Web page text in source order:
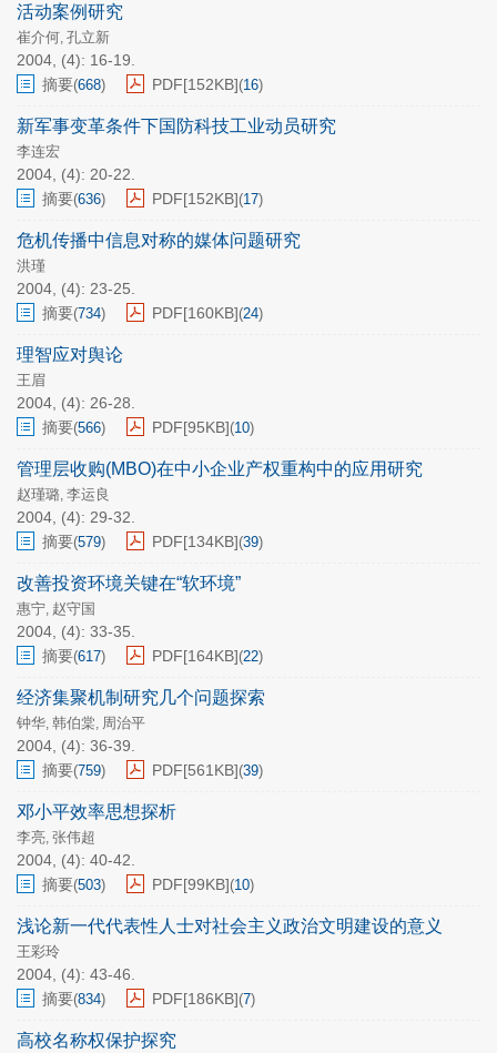
活动案例研究
崔介何, 孔立新
2004, (4): 16-19.
摘要(668) PDF[152KB](16)
新军事变革条件下国防科技工业动员研究
李连宏
2004, (4): 20-22.
摘要(636) PDF[152KB](17)
危机传播中信息对称的媒体问题研究
洪瑾
2004, (4): 23-25.
摘要(734) PDF[160KB](24)
理智应对舆论
王眉
2004, (4): 26-28.
摘要(566) PDF[95KB](10)
管理层收购(MBO)在中小企业产权重构中的应用研究
赵瑾璐, 李运良
2004, (4): 29-32.
摘要(579) PDF[134KB](39)
改善投资环境关键在“软环境”
惠宁, 赵守国
2004, (4): 33-35.
摘要(617) PDF[164KB](22)
经济集聚机制研究几个问题探索
钟华, 韩伯棠, 周治平
2004, (4): 36-39.
摘要(759) PDF[561KB](39)
邓小平效率思想探析
李亮, 张伟超
2004, (4): 40-42.
摘要(503) PDF[99KB](10)
浅论新一代代表性人士对社会主义政治文明建设的意义
王彩玲
2004, (4): 43-46.
摘要(834) PDF[186KB](7)
高校名称权保护探究